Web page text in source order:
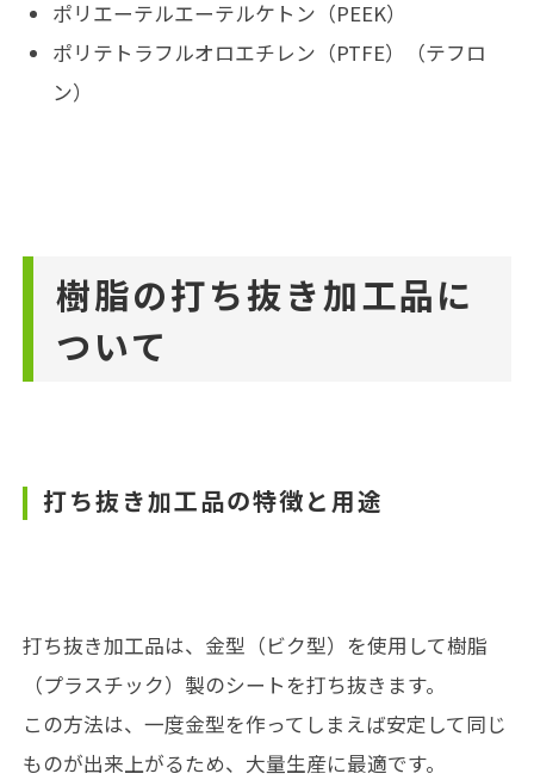
ポリエーテルエーテルケトン（PEEK）
ポリテトラフルオロエチレン（PTFE）（テフロ
ン）
樹脂の打ち抜き加工品に
ついて
打ち抜き加工品の特徴と用途
打ち抜き加工品は、金型（ビク型）を使用して樹脂
（プラスチック）製のシートを打ち抜きます。
この方法は、一度金型を作ってしまえば安定して同じ
ものが出来上がるため、大量生産に最適です。